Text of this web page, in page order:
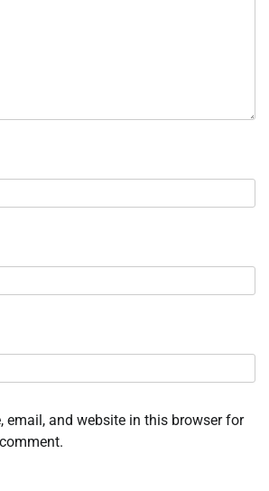
email, and website in this browser for